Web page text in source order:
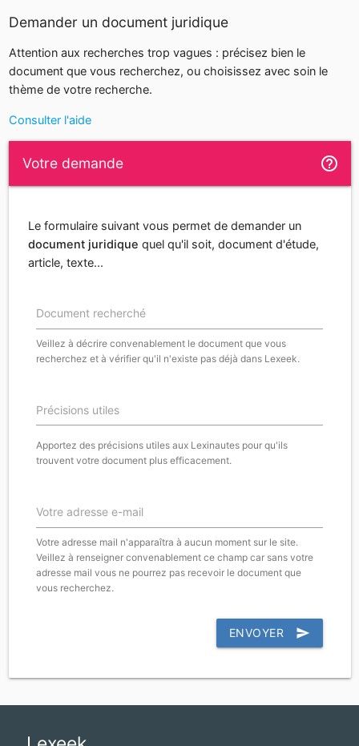
Demander un document juridique
Attention aux recherches trop vagues : précisez bien le
document que vous recherchez, ou choisissez avec soin le
thème de votre recherche.
Consulter l'aide
Votre demande help_outline
Le formulaire suivant vous permet de demander un
document juridique quel qu'il soit, document d'étude,
article, texte...
Document recherché
Veillez à décrire convenablement le document que vous
recherchez et à vérifier qu'il n'existe pas déjà dans Lexeek.
Précisions utiles
Apportez des précisions utiles aux Lexinautes pour qu'ils
trouvent votre document plus efficacement.
Votre adresse e-mail
Votre adresse mail n'apparaîtra à aucun moment sur le site.
Veillez à renseigner convenablement ce champ car sans votre
adresse mail vous ne pourrez pas recevoir le document que
vous recherchez.
ENVOYER send